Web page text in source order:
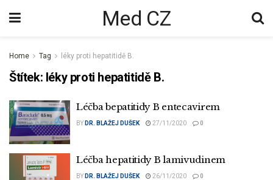
Med CZ
Home Tag léky proti hepatitidě B.
Štítek: léky proti hepatitidě B.
Léčba bepatitidy B entecavirem
BY DR. BLAŽEJ DUŠEK 27/11/2020 0
Léčba hepatitidy B lamivudinem
BY DR. BLAŽEJ DUŠEK 26/11/2020 0